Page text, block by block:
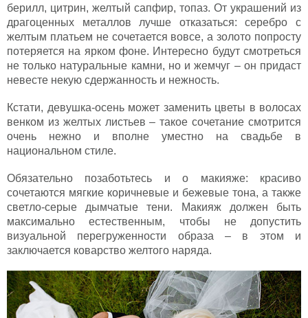
берилл, цитрин, желтый сапфир, топаз. От украшений из
драгоценных металлов лучше отказаться: серебро с
желтым платьем не сочетается вовсе, а золото попросту
потеряется на ярком фоне. Интересно будут смотреться
не только натуральные камни, но и жемчуг – он придаст
невесте некую сдержанность и нежность.
Кстати, девушка-осень может заменить цветы в волосах
венком из желтых листьев – такое сочетание смотрится
очень нежно и вполне уместно на свадьбе в
национальном стиле.
Обязательно позаботьтесь и о макияже: красиво
сочетаются мягкие коричневые и бежевые тона, а также
светло-серые дымчатые тени. Макияж должен быть
максимально естественным, чтобы не допустить
визуальной перегруженности образа – в этом и
заключается коварство желтого наряда.